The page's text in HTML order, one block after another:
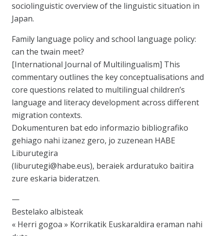
sociolinguistic overview of the linguistic situation in
Japan.
Family language policy and school language policy:
can the twain meet?
[International Journal of Multilingualism] This
commentary outlines the key conceptualisations and
core questions related to multilingual children’s
language and literacy development across different
migration contexts.
Dokumenturen bat edo informazio bibliografiko
gehiago nahi izanez gero, jo zuzenean HABE
Liburutegira
(liburutegi@habe.eus), beraiek arduratuko baitira
zure eskaria bideratzen.
—
Bestelako albisteak
« Herri gogoa » Korrikatik Euskaraldira eraman nahi